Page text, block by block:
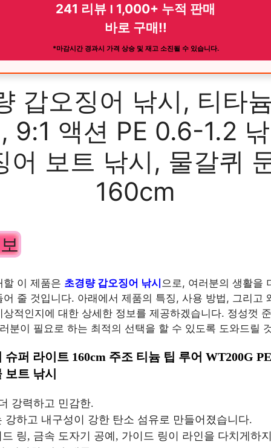
241 리뷰 ౹ 1,000+ 누적 판매
바로 구매!!
*마감시간 경과시 가격 상승 및 재고 소진될 수 있습니다.
갑오징어 낚시, 티타
9:1 액션 PE 0.6-1.2
어 보트 낚시, 물갈퀴
160cm
할 이 제품은 초경량 갑오징어 낚시 으로, 여러분의 생활을
어 줄 것입니다. 아래에서 제품의 특징, 사용 방법, 그리고
상적인지에 대한 상세한 정보를 제공하겠습니다. 정성껏
분이 필요로 하는 최적의 선택을 할 수 있도록 도와드릴
슈퍼 라이트 160cm 주조 티늄 팁 루어 WT200G
보트 낚시
강력하고 민감한.
강하고 내구성이 강한 탄소 섬유로 만들어졌습니다.
링, 금속 도자기 공예, 가이드 링이 라인을 다치게하